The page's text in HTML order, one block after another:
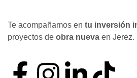
Te acompañamos en tu inversión
proyectos de obra nueva en Jerez.